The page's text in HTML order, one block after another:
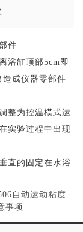
件
浴缸顶部5cm即
成仪器零部件
整为控温模式运
实验过程中出现
直的固定在水浴
自动运动粘度
事项